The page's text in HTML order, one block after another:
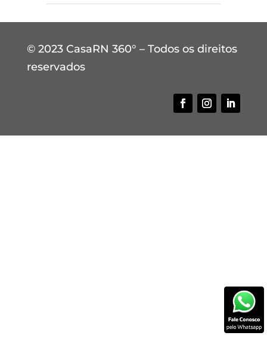
© 2023 CasaRN 360° – Todos os direitos
reservados